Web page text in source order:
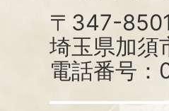
〒347-
埼玉県加須
電話番号